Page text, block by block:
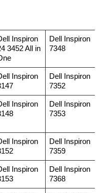
Inspiron
3452 All in
Dell Inspiron
7348
Inspiron
Dell Inspiron
7352
Inspiron
Dell Inspiron
7353
Inspiron
Dell Inspiron
7359
Inspiron
Dell Inspiron
7368